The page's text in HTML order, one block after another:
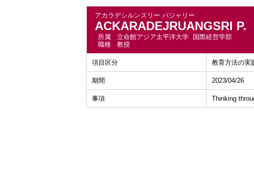
アカラデシルンスリー パジャリー
ACKARADEJRUANGSRI P.
所属
立命館アジア太平洋大学 国際経営学部
職種
教授
項目区分 教育方法の実
期間 2023/04/26
事項 Thinking